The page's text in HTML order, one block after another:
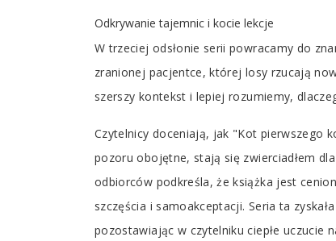
Odkrywanie tajemnic i kocie lekcje
W trzeciej odsłonie serii powracamy do
zranionej pacjentce, której losy rzucają
szerszy kontekst i lepiej rozumiemy,
Czytelnicy doceniają, jak "Kot pierwszego
pozoru obojętne, stają się zwierciadłem
odbiorców podkreśla, że książka jest
szczęścia i samoakceptacji. Seria ta
pozostawiając w czytelniku ciepłe uczucie